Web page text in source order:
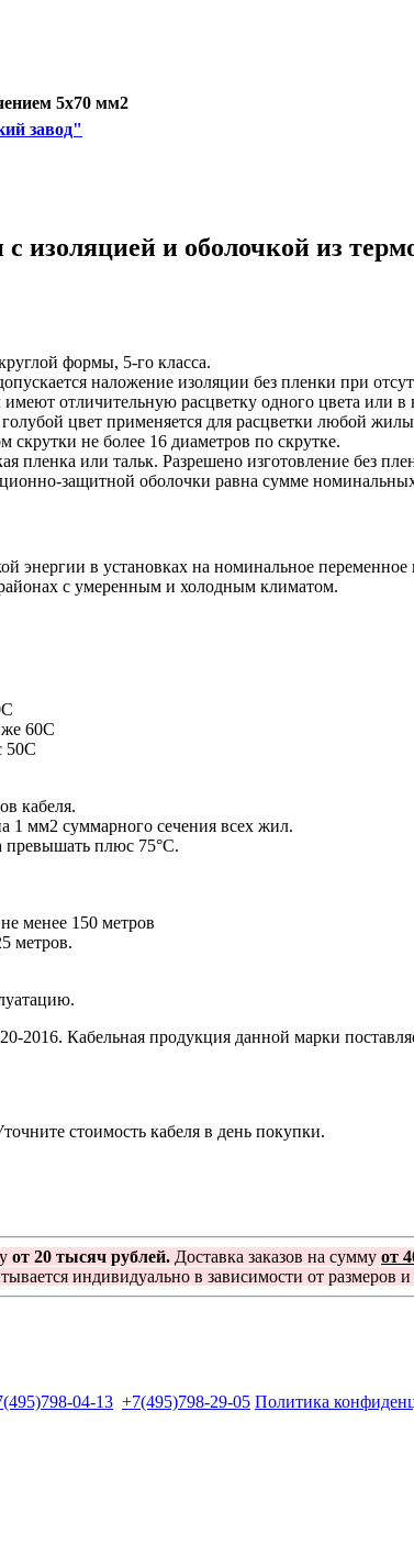
5х70 мм2
завод"
и оболочкой из
формы, 5-го класса.
наложение изоляции без пленки при
отличительную расцветку одного цвета или
цвет применяется для расцветки любой
не более 16 диаметров по скрутке.
пленка или тальк. Разрешено изготовление без
защитной оболочки равна сумме
энергии в установках на номинальное
с умеренным и холодным климатом.
60С
50С
кабеля.
1 мм2 суммарного сечения всех жил.
превышать плюс 75°С.
менее 150 метров
метров.
2016. Кабельная продукция данной марки
стоимость кабеля в день покупки.
от 20 тысяч рублей. Доставка заказов на сумму от
индивидуально в зависимости от размеров и
04-13 +7(495)798-29-05 Политика